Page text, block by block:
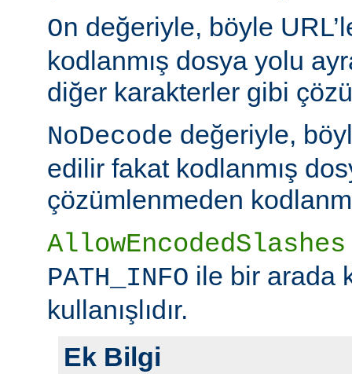
On değeriyle, böyle
kodlanmış dosya yolu
diğer karakterler gibi
NoDecode değeriyle,
edilir fakat kodlanmış
çözümlenmeden
AllowEncodedSlashes
PATH_INFO ile bir arada
kullanışlıdır.
Ek Bilgi